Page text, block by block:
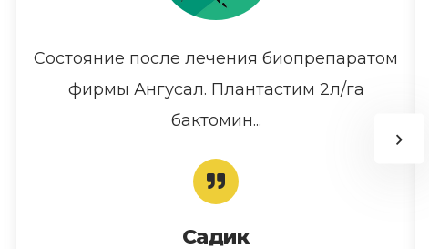
Состояние после лечения биопрепаратом
фирмы Ангусал. Плантастим 2л/га
бактомин...
Садик